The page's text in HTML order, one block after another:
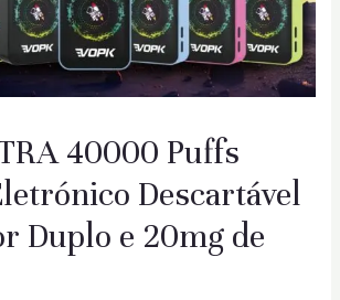
40000 Puffs
Descartável
Duplo e 20mg de